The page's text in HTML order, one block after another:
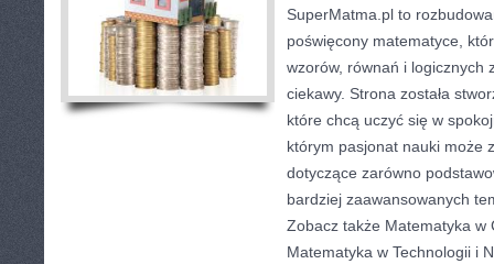
SuperMatma.pl to
poświęcony matematyce,
wzorów, równań i logicznych
ciekawy. Strona została
które chcą uczyć się w
którym pasjonat nauki może
dotyczące zarówno
bardziej zaawansowanych
Zobacz także Matematyka w
Matematyka w Technologii i